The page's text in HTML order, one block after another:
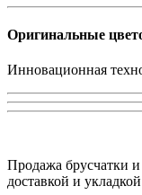
Оригинальные
Инновационная
Продажа брусчатки
доставкой и